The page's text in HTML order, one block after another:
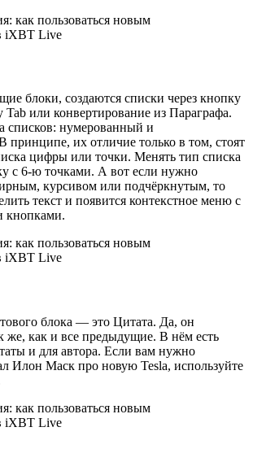
блоки, создаются списки через кнопку
или конвертирование из Параграфа.
списков: нумерованный и
принципе, их отличие только в том, стоят
цифры или точки. Менять тип списка
с 6-ю точками. А вот если нужно
курсивом или подчёркнутым, то
текст и появится контекстное меню с
кнопками.
блока — это Цитата. Да, он
же, как и все предыдущие. В нём есть
и для автора. Если вам нужно
Илон Маск про новую Tesla, используйте